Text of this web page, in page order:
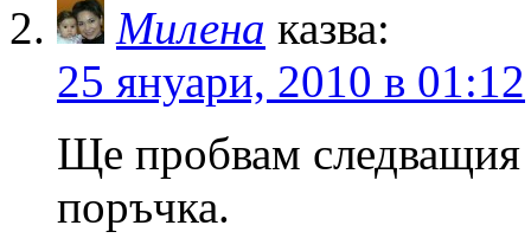
Милена казва:
25 януари, 2010 в 01:12
Ще пробвам следващия
поръчка.